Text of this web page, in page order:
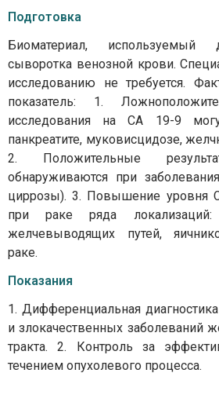
Подготовка
Биоматериал, используемый
сыворотка венозной крови.
исследованию не требуется.
показатель: 1.
исследования на СА 19-9
панкреатите, муковисцидозе,
2. Положительные
обнаруживаются при
циррозы). 3. Повышение уровня
при раке ряда
желчевыводящих путей,
раке.
Показания
1. Дифференциальная
и злокачественных заболеваний
тракта. 2. Контроль за
течением опухолевого процесса.